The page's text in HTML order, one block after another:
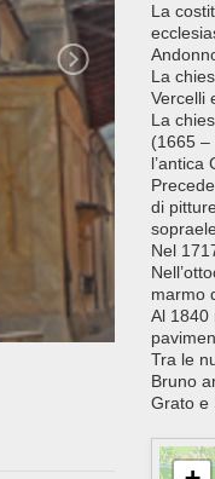
La
La
Vercelli
La
(1665
l’antica
di
Nel
marmo
Al 1840
Tra le
Bruno
Grato e